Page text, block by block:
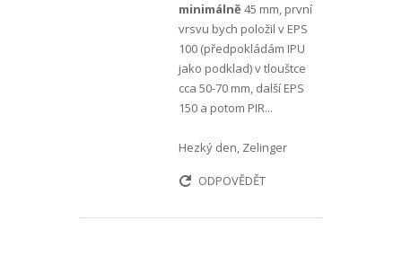
minimálně 45 mm, první
vrsvu bych položil v EPS
100 (předpokládám IPU
jako podklad) v tlouštce
cca 50-70 mm, další EPS
150 a potom PIR...
Hezký den, Zelinger
ODPOVĚDĚT